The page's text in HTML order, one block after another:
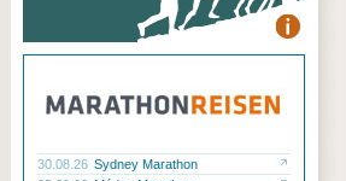
30.08.26 Sydney Marathon